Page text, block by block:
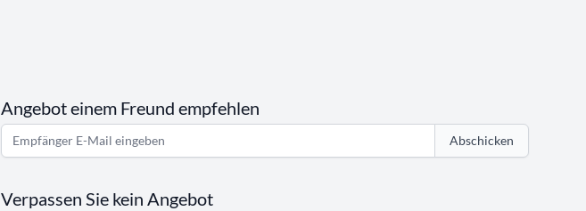
Angebot einem Freund empfehlen
Abschicken
Verpassen Sie kein Angebot